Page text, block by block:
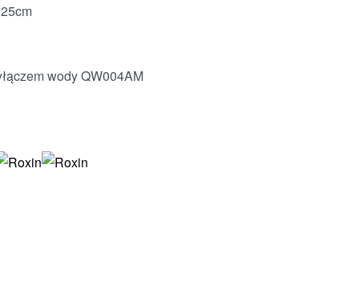
wody QW004AM